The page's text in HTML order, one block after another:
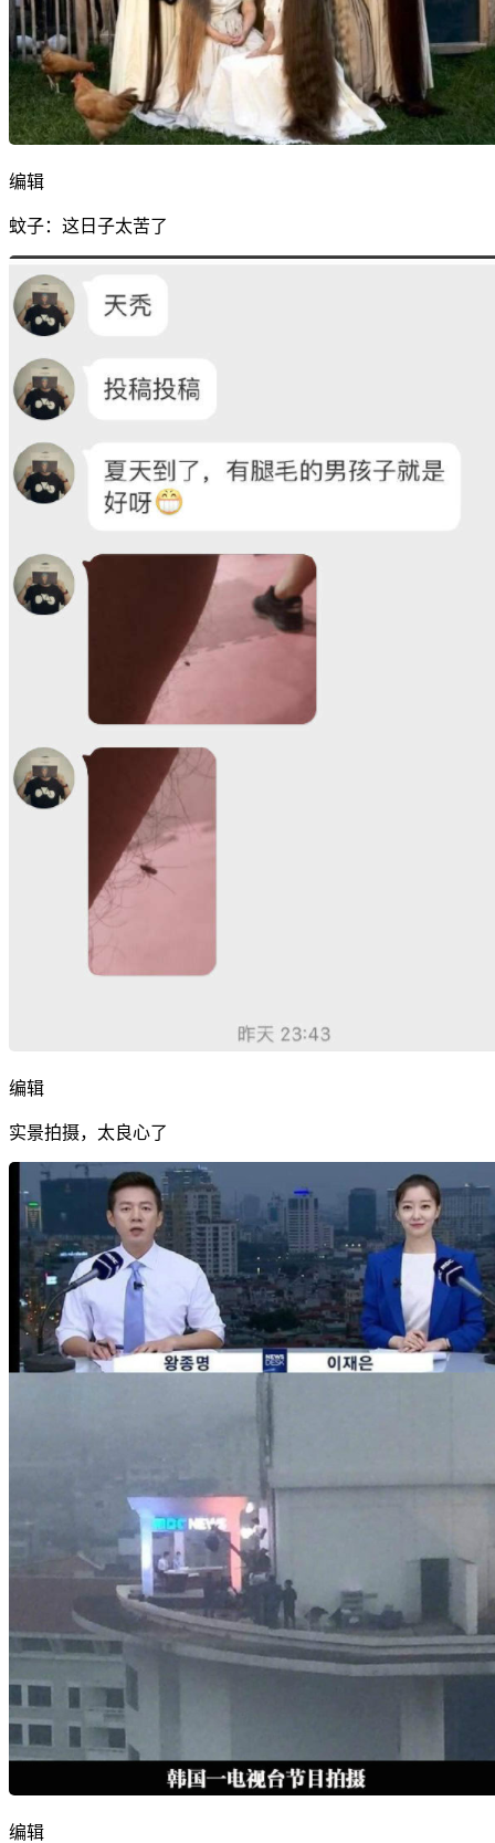
编辑
蚊子：这日子太苦了
编辑
实景拍摄，太良心了
编辑